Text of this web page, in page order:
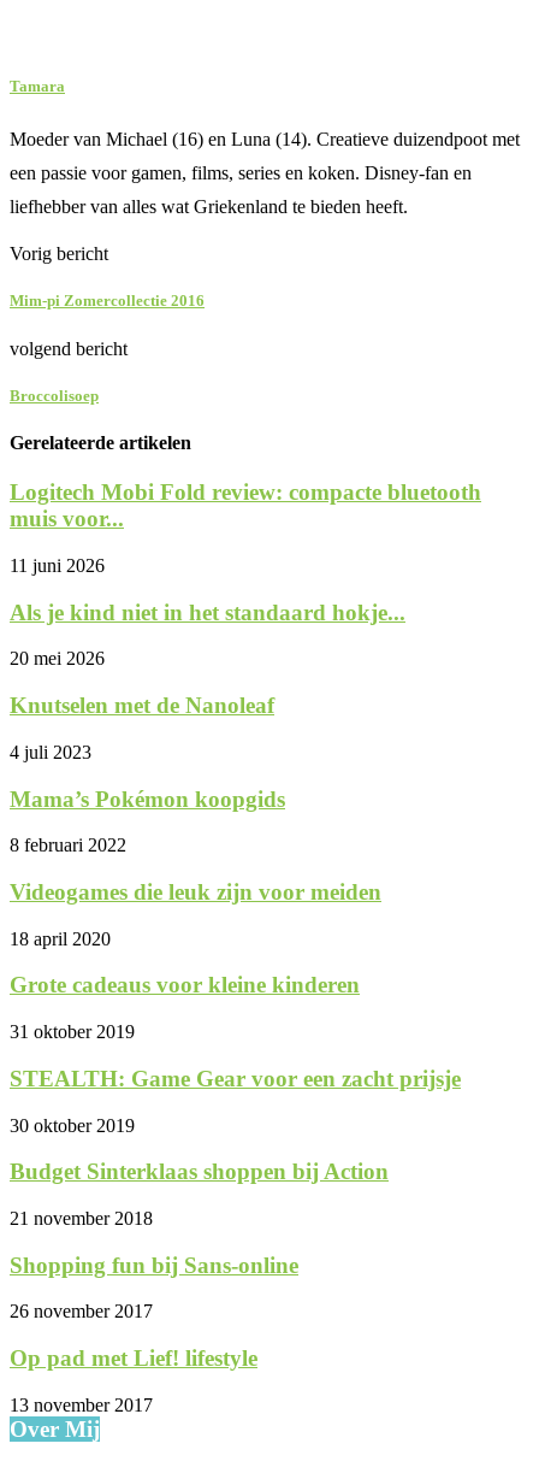
Tamara
Moeder van Michael (16) en Luna (14). Creatieve duizendpoot met
een passie voor gamen, films, series en koken. Disney-fan en
liefhebber van alles wat Griekenland te bieden heeft.
Vorig bericht
Mim-pi Zomercollectie 2016
volgend bericht
Broccolisoep
Gerelateerde artikelen
Logitech Mobi Fold review: compacte bluetooth
muis voor...
11 juni 2026
Als je kind niet in het standaard hokje...
20 mei 2026
Knutselen met de Nanoleaf
4 juli 2023
Mama’s Pokémon koopgids
8 februari 2022
Videogames die leuk zijn voor meiden
18 april 2020
Grote cadeaus voor kleine kinderen
31 oktober 2019
STEALTH: Game Gear voor een zacht prijsje
30 oktober 2019
Budget Sinterklaas shoppen bij Action
21 november 2018
Shopping fun bij Sans-online
26 november 2017
Op pad met Lief! lifestyle
13 november 2017
Over Mij